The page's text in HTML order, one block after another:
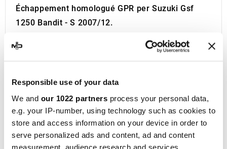
Responsible use of your data
We and our 1022 partners process your personal data,
e.g. your IP-number, using technology such as cookies to
store and access information on your device in order to
serve personalized ads and content, ad and content
measurement, audience research and services
Échappement homologué GPR per Suzuki Gsf
1250 Bandit - S 2007/12.
avec certificat à joindre aux documents de la
Le catalyseur n'est pas inclus dans le kit.
L'échappement est équipé d'un Db Killer.
Produit développé et fabriqué en Italie.
Garantie 2 ans.
GPR , un acteur majeur dans la fabrication de